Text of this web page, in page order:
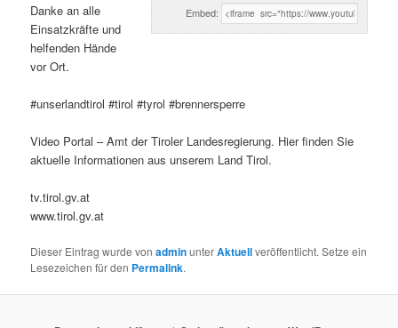
Embed:
Danke an alle
Einsatzkräfte und
helfenden Hände
vor Ort.
#unserlandtirol #tirol #tyrol #brennersperre
Video Portal – Amt der Tiroler Landesregierung. Hier finden Sie
aktuelle Informationen aus unserem Land Tirol.
tv.tirol.gv.at
www.tirol.gv.at
Dieser Eintrag wurde vonadminunterAktuellveröffentlicht. Setze ein
Lesezeichen für den Permalink.